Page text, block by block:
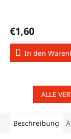
€1,60
In den
ALLE
Beschreibung